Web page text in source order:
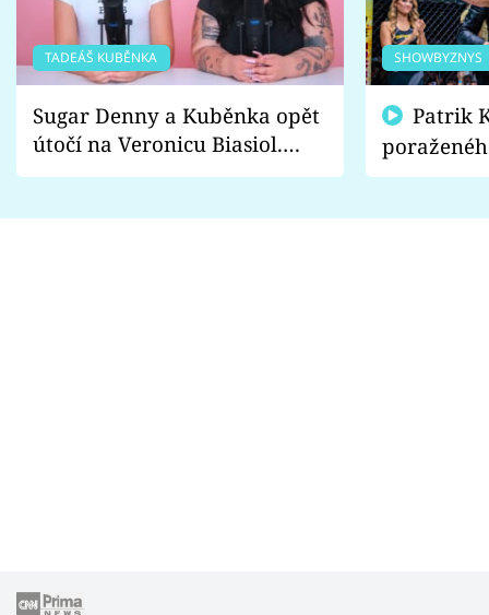
TADEÁŠ KUBĚNKA
Sugar Denny a Kuběnka opět
útočí na Veronicu Biasiol.
Proč je podle nich falešná a
SHOWBYZNYS
fanoušci